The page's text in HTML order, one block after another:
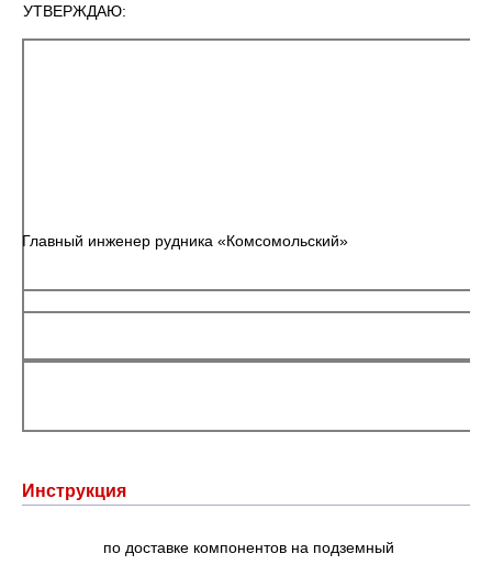
УТВЕРЖДАЮ:
Главный инженер рудника «Комсомольский»
Инструкция
по доставке компонентов на подземный